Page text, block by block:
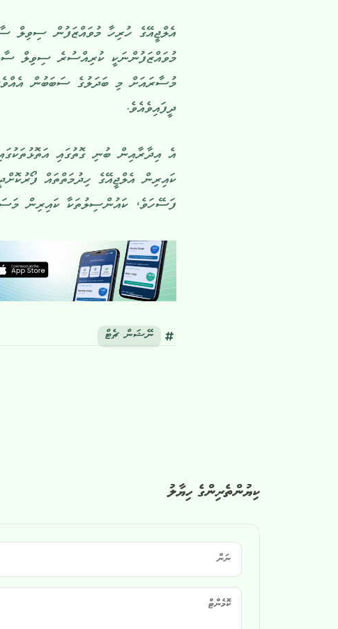
އެލްޖީއޭގެ ހުރިހާ މުވައްޒަފުން ސިވިލް
މުވައްޒަފުންނަކީ ކުރިއްސުރެ ސިވިލް
މުސާރައަށް މި ބަދަލުގެ ސަބަބުން
ދީފައިވެއެވެ.
އެ އިދާރާއިން ބުނި ގޮތުގައި
ކައިރިން އެލްޖީއޭގެ ހިދުމަތްތައް
ފަސޭހަވެ، ކައުންސިލުތަކާ ކައިރިން
ނޭޝަން ޗެޓް
ކިޔުންތެރިންގެ ހިޔާލު